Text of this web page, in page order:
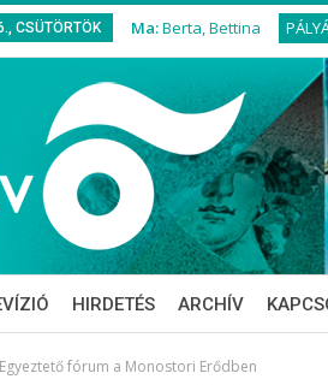
CSÜTÖRTÖK Ma:Berta, Bettina
HIRDETÉS ARCHÍV
Egyeztető fórum a Monostori Erődben